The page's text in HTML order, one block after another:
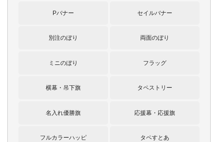
Pバナー セイルバナー
別注のぼり 両面のぼり
ミニのぼり フラッグ
横幕・吊下旗 タペストリー
名入れ優勝旗 応援幕・応援旗
フルカラーハッピ タペすとあ